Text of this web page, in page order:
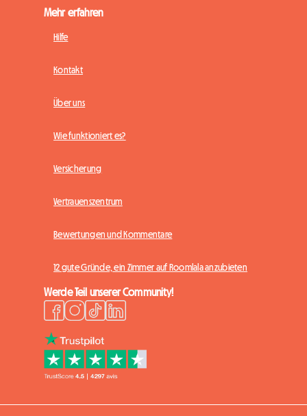
Mehr erfahren
Hilfe
Kontakt
Über uns
Wie funktioniert es?
Versicherung
Vertrauenszentrum
Bewertungen und Kommentare
12 gute Gründe, ein Zimmer auf Roomlala anzubieten
Werde Teil unserer Community!